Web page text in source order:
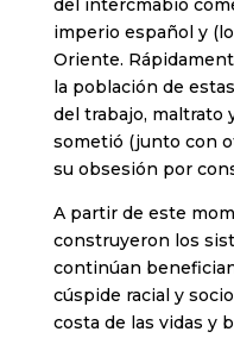
del intercmabio
imperio español y
Oriente.
la población de
del trabajo, maltrato
sometió (junto con
su obsesión por
A partir de este
construyeron los
continúan
cúspide racial y
costa de las vidas y